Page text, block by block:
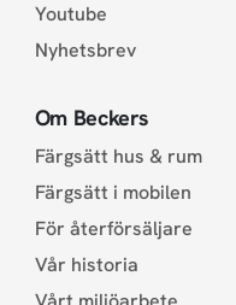
Youtube
Nyhetsbrev
Om Beckers
Färgsätt hus & rum
Färgsätt i mobilen
För återförsäljare
Vår historia